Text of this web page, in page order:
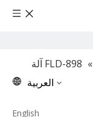
العربية
English
» FLD-898 آلة